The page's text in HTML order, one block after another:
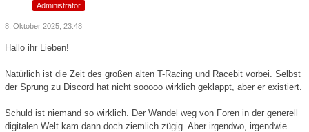
Administrator
8. Oktober 2025, 23:48
Hallo ihr Lieben!
Natürlich ist die Zeit des großen alten T-Racing und Racebit vorbei. Selbst
der Sprung zu Discord hat nicht sooooo wirklich geklappt, aber er existiert.
Schuld ist niemand so wirklich. Der Wandel weg von Foren in der generell
digitalen Welt kam dann doch ziemlich zügig. Aber irgendwo, irgendwie